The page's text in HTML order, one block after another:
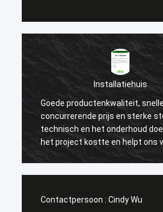
Installatiehuis
snelle levering,
prijs en sterke steun voor
en het onderhoud doet gered
kostte en helpt ons veel hoge
van onze klant winnen. Nu
in het verleden de dagen.
Contactpersoon : Cindy Wu